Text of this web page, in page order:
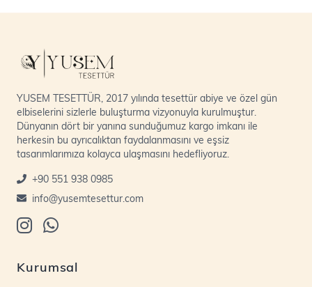
YUSEM TESETTÜR, 2017 yılında tesettür abiye ve özel gün
elbiselerini sizlerle buluşturma vizyonuyla kurulmuştur.
Dünyanın dört bir yanına sunduğumuz kargo imkanı ile
herkesin bu ayrıcalıktan faydalanmasını ve eşsiz
tasarımlarımıza kolayca ulaşmasını hedefliyoruz.
+90 551 938 0985
info@yusemtesettur.com
Kurumsal